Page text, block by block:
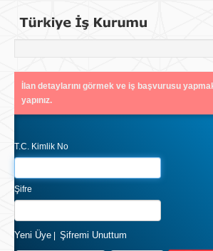
İlan detaylarını görmek ve iş başvurusu
yapınız.
T.C. Kimlik No
Şifre
Yeni Üye Şifremi Unuttum